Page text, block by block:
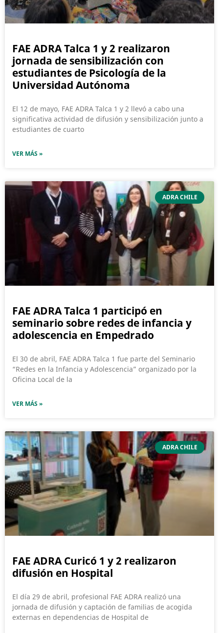
FAE ADRA Talca 1 y 2 realizaron
jornada de sensibilización con
estudiantes de Psicología de la
Universidad Autónoma
El 12 de mayo, FAE ADRA Talca 1 y 2 llevó a cabo una
significativa actividad de difusión y sensibilización junto a
estudiantes de cuarto
VER MÁS »
ADRA CHILE
FAE ADRA Talca 1 participó en
seminario sobre redes de infancia y
adolescencia en Empedrado
El 30 de abril, FAE ADRA Talca 1 fue parte del Seminario
“Redes en la Infancia y Adolescencia” organizado por la
Oficina Local de la
VER MÁS »
ADRA CHILE
FAE ADRA Curicó 1 y 2 realizaron
difusión en Hospital
El día 29 de abril, profesional FAE ADRA realizó una
jornada de difusión y captación de familias de acogida
externas en dependencias de Hospital de